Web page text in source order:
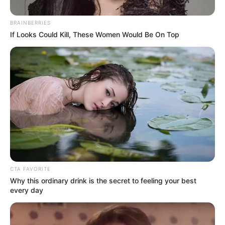
Composición/ Colprensa
¿Cuándo son las vacaciones de mitad de año para
colegios públicos de Bogotá en 2025?
Por: Andrés Prieto
Marzo 20, 2025
BRAINBERRIES
If Looks Could Kill, These Women Would Be On Top
CTA FAVORITE
Why this ordinary drink is the secret to feeling your best
every day